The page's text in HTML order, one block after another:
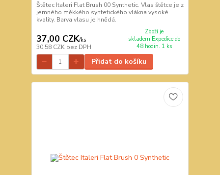
Štětec Italeri Flat Brush 00 Synthetic. Vlas štětce je z
jemného měkkého syntetického vlákna vysoké
kvality. Barva vlasu je hnědá.
37,00 CZK/ks
30,58 CZK bez DPH
Zboží je
skladem.Expedice do
48 hodin. 1 ks
Přidat do košíku